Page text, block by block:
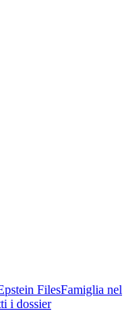
FilesFamiglia nel
i dossier